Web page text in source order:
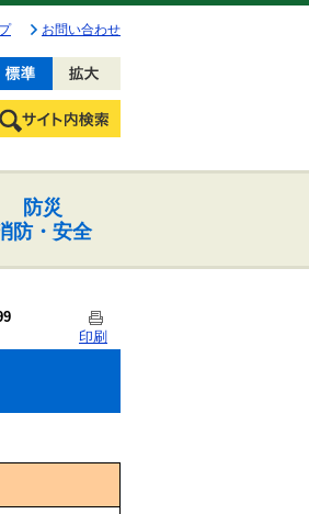
お問い合わせ
文字を小さく
防災
防・安全
印刷